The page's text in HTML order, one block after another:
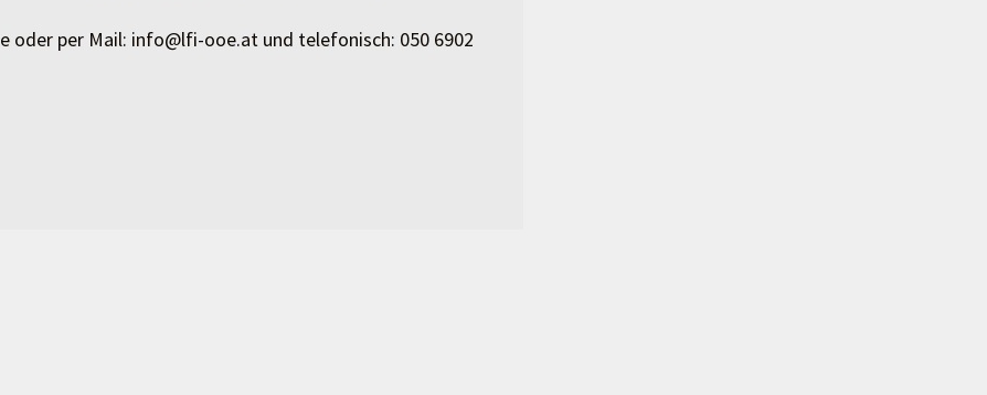
e oder per Mail: info@lfi-ooe.at und telefonisch: 050 6902